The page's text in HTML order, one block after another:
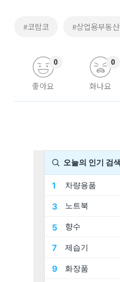
#코람코 #상업용부동산
좋아요
0
화나요
0